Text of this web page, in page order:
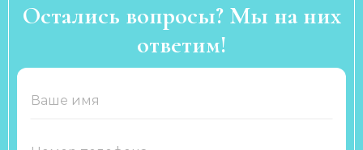
Остались вопросы? Мы на них
ответим!